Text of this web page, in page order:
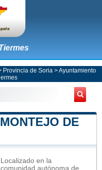
Provincia de Soria >Ayuntamiento
DE
Localizado en la
comunidad autónoma de